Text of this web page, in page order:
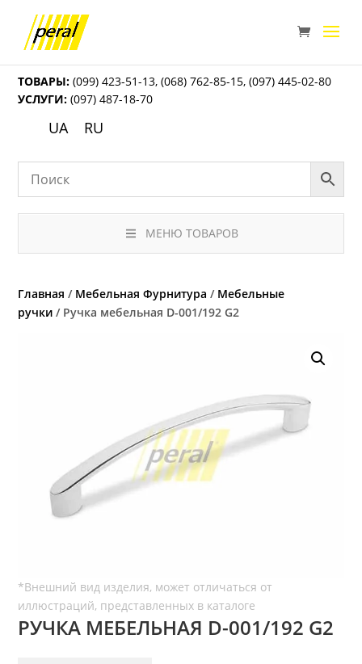
ТОВАРЫ: (099) 423-51-13,(068) 762-85-15,(097) 445-02-80
УСЛУГИ: (097) 487-18-70
UA RU
МЕНЮ ТОВАРОВ
Главная / Мебельная Фурнитура / Мебельные
ручки / Ручка мебельная D-001/192 G2
РУЧКА МЕБЕЛЬНАЯ D-001/192 G2